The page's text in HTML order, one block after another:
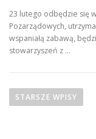
23 lutego odbędzie się
Pozarządowych,
wspaniałą zabawą,
stowarzyszeń z …
aSTARSZE WPISY